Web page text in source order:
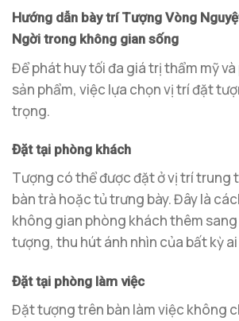
Hướng dẫn bày trí Tượng Vòng
Ngời trong không gian sống
Để phát huy tối đa giá trị thẩm mỹ
sản phẩm, việc lựa chọn vị trí đặt
trọng.
Đặt tại phòng khách
Tượng có thể được đặt ở vị trí trung
bàn trà hoặc tủ trưng bày. Đây là
không gian phòng khách thêm
tượng, thu hút ánh nhìn của bất kỳ
Đặt tại phòng làm việc
Đặt tượng trên bàn làm việc không